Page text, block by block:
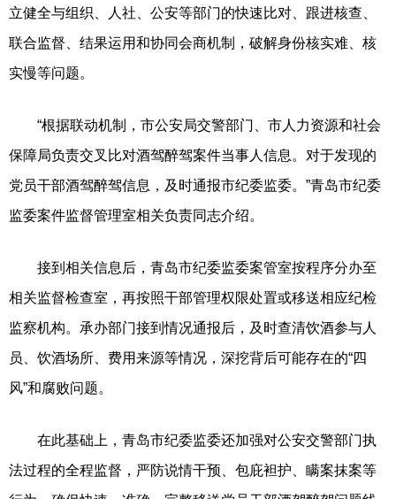
立健全与组织、人社、公安等部门的快速比对、跟进核查、
联合监督、结果运用和协同会商机制，破解身份核实难、核
实慢等问题。
“根据联动机制，市公安局交警部门、市人力资源和社会
保障局负责交叉比对酒驾醉驾案件当事人信息。对于发现的
党员干部酒驾醉驾信息，及时通报市纪委监委。”青岛市纪委
监委案件监督管理室相关负责同志介绍。
接到相关信息后，青岛市纪委监委案管室按程序分办至
相关监督检查室，再按照干部管理权限处置或移送相应纪检
监察机构。承办部门接到情况通报后，及时查清饮酒参与人
员、饮酒场所、费用来源等情况，深挖背后可能存在的“四
风”和腐败问题。
在此基础上，青岛市纪委监委还加强对公安交警部门执
法过程的全程监督，严防说情干预、包庇袒护、瞒案抹案等